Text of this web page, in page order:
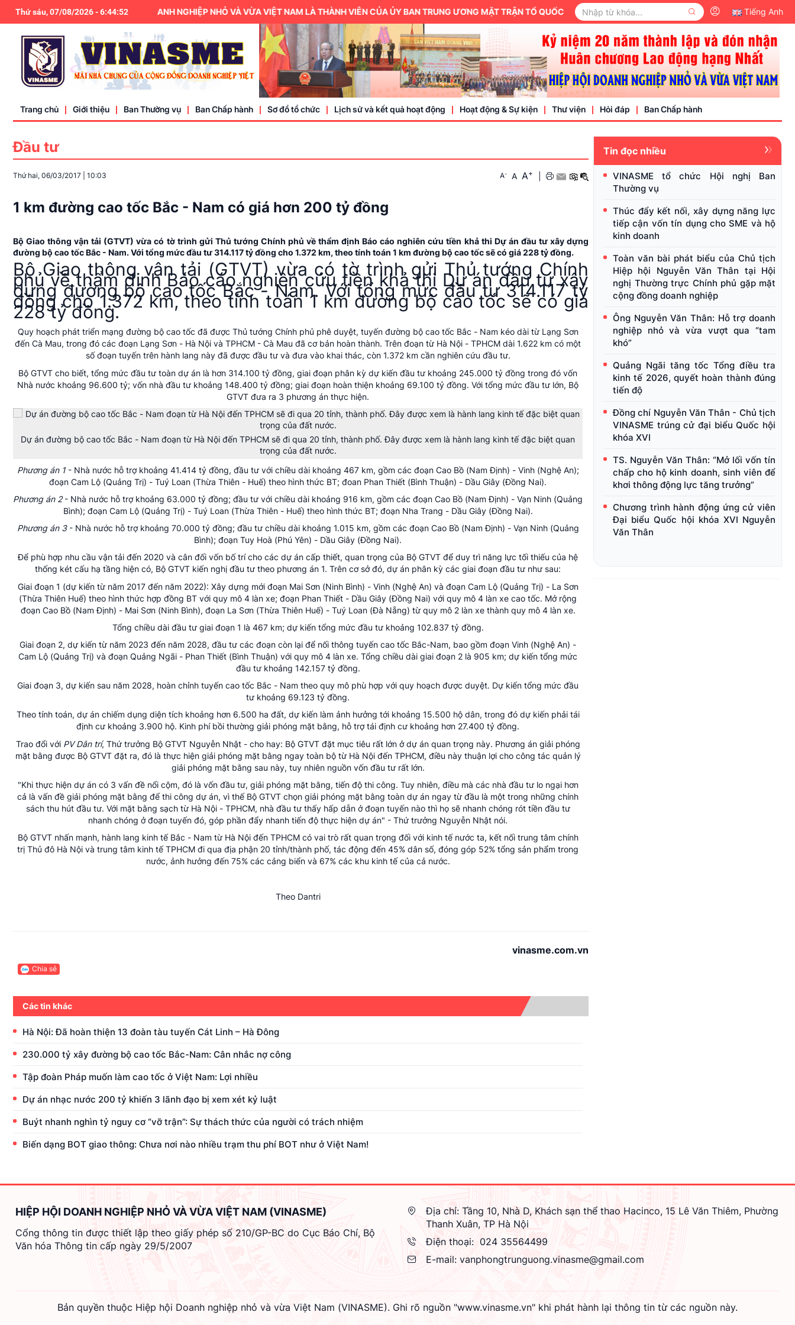
Thứ sáu, 07/08/2026-6:44:53
HIỆP HỘI DOANH NGHIỆP NHỎ VÀ VỪA VIỆT NAM LÀ THÀNH VIÊN CỦA ỦY BAN TRUNG ƯƠNG MẶT TRẬN TỔ QUỐC VIỆT NAM. Tiếng Anh
Trang chủ Giới thiệu
Điều lệ
Liên hệ
Ban Thường vụ Ban Chấp hành Sơ đồ tổ chức Lịch sử và kết quả hoạt động Hoạt động & Sự kiện
Trung ương hội
Thành viên
Thư viện
Video
Văn bản pháp luật
Hỏi đáp Ban Chấp hành
Đầu tư
Thứ hai, 06/03/2017 10:03 A- A A+
1 km đường cao tốc Bắc - Nam có giá hơn 200 tỷ đồng
Bộ Giao thông vận tải (GTVT) vừa có tờ trình gửi Thủ tướng Chính phủ về thẩm định Báo cáo nghiên cứu tiền khả thi Dự án đầu tư xây dựng
đường bộ cao tốc Bắc - Nam. Với tổng mức đầu tư 314.117 tỷ đồng cho 1.372 km, theo tính toán 1 km đường bộ cao tốc sẽ có giá 228 tỷ đồng.
Bộ Giao thông vận tải (GTVT) vừa có tờ trình gửi Thủ tướng Chính
phủ về thẩm định Báo cáo nghiên cứu tiền khả thi Dự án đầu tư xây
dựng đường bộ cao tốc Bắc - Nam. Với tổng mức đầu tư 314.117 tỷ
đồng cho 1.372 km, theo tính toán 1 km đường bộ cao tốc sẽ có giá
228 tỷ đồng.
Quy hoạch phát triển mạng đường bộ cao tốc đã được Thủ tướng Chính phủ phê duyệt, tuyến đường bộ cao tốc Bắc - Nam kéo dài từ Lạng Sơn
đến Cà Mau, trong đó các đoạn Lạng Sơn - Hà Nội và TPHCM - Cà Mau đã cơ bản hoàn thành. Trên đoạn từ Hà Nội - TPHCM dài 1.622 km có một
số đoạn tuyến trên hành lang này đã được đầu tư và đưa vào khai thác, còn 1.372 km cần nghiên cứu đầu tư.
Bộ GTVT cho biết, tổng mức đầu tư toàn dự án là hơn 314.100 tỷ đồng, giai đoạn phân kỳ dự kiến đầu tư khoảng 245.000 tỷ đồng trong đó vốn
Nhà nước khoảng 96.600 tỷ; vốn nhà đầu tư khoảng 148.400 tỷ đồng; giai đoạn hoàn thiện khoảng 69.100 tỷ đồng. Với tổng mức đầu tư lớn, Bộ
GTVT đưa ra 3 phương án thực hiện.
Dự án đường bộ cao tốc Bắc - Nam đoạn từ Hà Nội đến TPHCM sẽ đi qua 20 tỉnh, thành phố. Đây được xem là hành lang kinh tế đặc biệt quan
trọng của đất nước.
Phương án 1- Nhà nước hỗ trợ khoảng 41.414 tỷ đồng, đầu tư với chiều dài khoảng 467 km, gồm các đoạn Cao Bồ (Nam Định) - Vinh (Nghệ An);
đoạn Cam Lộ (Quảng Trị) - Tuý Loan (Thừa Thiên - Huế) theo hình thức BT; đoan Phan Thiết (Bình Thuận) - Dầu Giây (Đồng Nai).
Phương án 2- Nhà nước hỗ trợ khoảng 63.000 tỷ đồng; đầu tư với chiều dài khoảng 916 km, gồm các đoạn Cao Bồ (Nam Định) - Vạn Ninh (Quảng
Bình); đoạn Cam Lộ (Quảng Trị) - Tuý Loan (Thừa Thiên - Huế) theo hình thức BT; đoạn Nha Trang - Dầu Giây (Đồng Nai).
Phương án 3- Nhà nước hỗ trợ khoảng 70.000 tỷ đồng; đầu tư chiều dài khoảng 1.015 km, gồm các đoạn Cao Bồ (Nam Định) - Vạn Ninh (Quảng
Bình); đoạn Tuy Hoà (Phú Yên) - Dầu Giây (Đồng Nai).
Để phù hợp nhu cầu vận tải đến 2020 và cân đối vốn bố trí cho các dự án cấp thiết, quan trọng của Bộ GTVT để duy trì năng lực tối thiếu của hệ
thống két cấu hạ tầng hiện có, Bộ GTVT kiến nghị đầu tư theo phương án 1. Trên cơ sở đó, dự án phân kỳ các giai đoạn đầu tư như sau:
Giai đoạn 1 (dự kiến từ năm 2017 đến năm 2022): Xây dựng mới đoạn Mai Sơn (Ninh Bình) - Vinh (Nghệ An) và đoạn Cam Lộ (Quảng Trị) - La Sơn
(Thừa Thiên Huế) theo hình thức hợp đồng BT với quy mô 4 làn xe; đoạn Phan Thiết - Dầu Giây (Đồng Nai) với quy mô 4 làn xe cao tốc. Mở rộng
đoạn Cao Bồ (Nam Định) - Mai Sơn (Ninh Bình), đoạn La Sơn (Thừa Thiên Huế) - Tuý Loan (Đà Nẵng) từ quy mô 2 làn xe thành quy mô 4 làn xe.
Tổng chiều dài đầu tư giai đoạn 1 là 467 km; dự kiến tổng mức đầu tư khoảng 102.837 tỷ đồng.
Giai đoạn 2, dự kiến từ năm 2023 đến năm 2028, đầu tư các đoạn còn lại để nối thông tuyến cao tốc Bắc-Nam, bao gồm đoạn Vinh (Nghệ An) -
Cam Lộ (Quảng Trị) và đoạn Quảng Ngãi - Phan Thiết (Bình Thuận) với quy mô 4 làn xe. Tổng chiều dài giai đoạn 2 là 905 km; dự kiến tổng mức
đầu tư khoảng 142.157 tỷ đồng.
Giai đoạn 3, dự kiến sau năm 2028, hoàn chỉnh tuyến cao tốc Bắc - Nam theo quy mô phù hợp với quy hoạch được duyệt. Dự kiến tổng mức đầu
tư khoảng 69.123 tỷ đồng.
Theo tính toán, dự án chiếm dụng diện tích khoảng hơn 6.500 ha đất, dự kiến làm ảnh hưởng tới khoảng 15.500 hộ dân, trong đó dự kiến phải tái
định cư khoảng 3.900 hộ. Kinh phí bồi thường giải phóng mặt bằng, hỗ trợ tái định cư khoảng hơn 27.400 tỷ đồng.
Trao đổi với PV Dân trí, Thứ trưởng Bộ GTVT Nguyễn Nhật - cho hay: Bộ GTVT đặt mục tiêu rất lớn ở dự án quan trọng này. Phương án giải phóng
mặt bằng được Bộ GTVT đặt ra, đó là thực hiện giải phóng mặt bằng ngay toàn bộ từ Hà Nội đến TPHCM, điều này thuận lợi cho công tác quản lý
giải phóng mặt bằng sau này, tuy nhiên nguồn vốn đầu tư rất lớn.
"Khi thực hiện dự án có 3 vấn đề nổi cộm, đó là vốn đầu tư, giải phóng mặt bằng, tiến độ thi công. Tuy nhiên, điều mà các nhà đầu tư lo ngại hơn
cả là vấn đề giải phóng mặt bằng để thi công dự án, vì thế Bộ GTVT chọn giải phóng mặt bằng toàn dự án ngay từ đầu là một trong những chính
sách thu hút đầu tư. Với mặt bằng sạch từ Hà Nội - TPHCM, nhà đầu tư thấy hấp dẫn ở đoạn tuyến nào thì họ sẽ nhanh chóng rót tiền đầu tư
nhanh chóng ở đoạn tuyến đó, góp phần đẩy nhanh tiến độ thực hiện dự án" - Thứ trưởng Nguyễn Nhật nói.
Bộ GTVT nhấn mạnh, hành lang kinh tế Bắc - Nam từ Hà Nội đến TPHCM có vai trò rất quan trọng đối với kinh tế nước ta, kết nối trung tâm chính
trị Thủ đô Hà Nội và trung tâm kinh tế TPHCM đi qua địa phận 20 tỉnh/thành phố, tác động đến 45% dân số, đóng góp 52% tổng sản phẩm trong
nước, ảnh hưởng đến 75% các cảng biển và 67% các khu kinh tế của cả nước.
Theo Dantri
vinasme.com.vn
Chia sẻ
Các tin khác
Hà Nội: Đã hoàn thiện 13 đoàn tàu tuyến Cát Linh – Hà Đông
230.000 tỷ xây đường bộ cao tốc Bắc-Nam: Cân nhắc nợ công
Tập đoàn Pháp muốn làm cao tốc ở Việt Nam: Lợi nhiều
Dự án nhạc nước 200 tỷ khiến 3 lãnh đạo bị xem xét kỷ luật
Buýt nhanh nghìn tỷ nguy cơ “vỡ trận”: Sự thách thức của người có trách nhiệm
Biến dạng BOT giao thông: Chưa nơi nào nhiều trạm thu phí BOT như ở Việt Nam!
Tin đọc nhiều
VINASME tổ chức Hội nghị Ban
Thường vụ
Thúc đẩy kết nối, xây dựng năng lực
tiếp cận vốn tín dụng cho SME và hộ
kinh doanh
Toàn văn bài phát biểu của Chủ tịch
Hiệp hội Nguyễn Văn Thân tại Hội
nghị Thường trực Chính phủ gặp mặt
cộng đồng doanh nghiệp
Ông Nguyễn Văn Thân: Hỗ trợ doanh
nghiệp nhỏ và vừa vượt qua “tam
khó”
Quảng Ngãi tăng tốc Tổng điều tra
kinh tế 2026, quyết hoàn thành đúng
tiến độ
Đồng chí Nguyễn Văn Thân - Chủ tịch
VINASME trúng cử đại biểu Quốc hội
khóa XVI
TS. Nguyễn Văn Thân: “Mở lối vốn tín
chấp cho hộ kinh doanh, sinh viên để
khơi thông động lực tăng trưởng”
Chương trình hành động ứng cử viên
Đại biểu Quốc hội khóa XVI Nguyễn
Văn Thân
HIỆP HỘI DOANH NGHIỆP NHỎ VÀ VỪA VIỆT NAM (VINASME)
Cổng thông tin được thiết lập theo giấy phép số 210/GP-BC do Cục Báo Chí, Bộ
Văn hóa Thông tin cấp ngày 29/5/2007
Địa chỉ: Tầng 10, Nhà D, Khách sạn thể thao Hacinco, 15 Lê Văn Thiêm, Phường
Thanh Xuân, TP Hà Nội
Điện thoại: 024 35564499
E-mail: vanphongtrunguong.vinasme@gmail.com
Bản quyền thuộc Hiệp hội Doanh nghiệp nhỏ và vừa Việt Nam (VINASME). Ghi rõ nguồn "www.vinasme.vn" khi phát hành lại thông tin từ các nguồn này.